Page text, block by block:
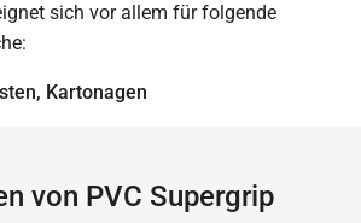
sich vor allem für folgende
Kartonagen
von PVC Supergrip